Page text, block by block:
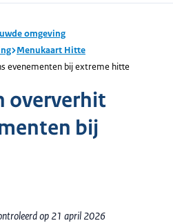
omgeving
Menukaart Hitte
evenementen bij extreme hitte
oververhit
bij
op 21 april 2026